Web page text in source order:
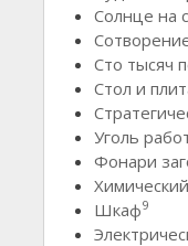
Солнце на
Сто тысяч
Стол и
Уголь
Фонари
Шкаф9